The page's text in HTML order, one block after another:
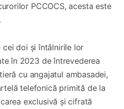
PCCOCS, acesta este
doi și întâlnirile lor
în 2023 de întrevederea
cu angajatul ambasadei,
telefonică primită de la
exclusivă și cifrată